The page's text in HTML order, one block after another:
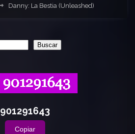
Danny: La Bestia (Unleashed)
Buscar
901291643
Copiar